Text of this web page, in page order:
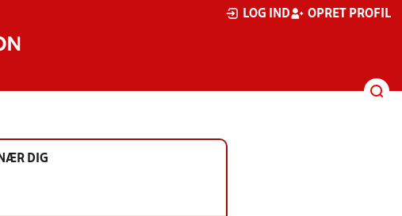
LOG IND OPRET PROFIL
DIG